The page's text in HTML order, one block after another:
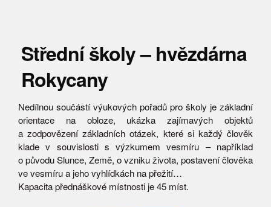
Střední školy – hvězdárna
Rokycany
Nedílnou součástí výukových pořadů pro školy je základní
orientace na obloze, ukázka zajímavých objektů
a zodpovězení základních otázek, které si každý člověk
klade v souvislosti s výzkumem vesmíru – například
o původu Slunce, Země, o vzniku života, postavení člověka
ve vesmíru a jeho vyhlídkách na přežití…
Kapacita přednáškové místnosti je 45 míst.